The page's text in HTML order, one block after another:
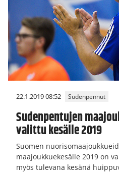
22.1.2019 08:52 Sudenpennut
Sudenpentujen
valittu kesälle 2019
Suomen
maajoukkuekesälle 2019 on
myös tulevana kesänä